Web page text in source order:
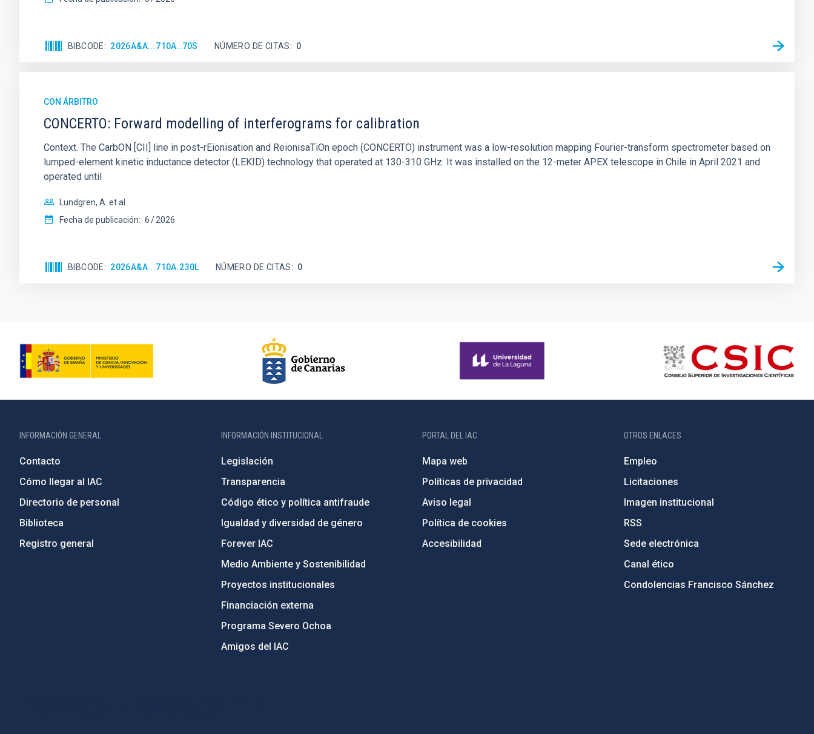
BIBCODE 2026A&A...710A..70S NÚMERO DE CITAS 0
CON ÁRBITRO
CONCERTO: Forward modelling of interferograms for calibration
Context. The CarbON [CII] line in post-rEionisation and ReionisaTiOn epoch (CONCERTO) instrument was a low-resolution mapping Fourier-transform spectrometer based on
lumped-element kinetic inductance detector (LEKID) technology that operated at 130-310 GHz. It was installed on the 12-meter APEX telescope in Chile in April 2021 and
operated until
Lundgren, A. et al.
Fecha de publicación: 6 2026
BIBCODE 2026A&A...710A.230L NÚMERO DE CITAS 0
INFORMACIÓN GENERAL
Contacto
Cómo llegar al IAC
Directorio de personal
Biblioteca
Registro general
INFORMACIÓN INSTITUCIONAL
Legislación
Transparencia
Código ético y política antifraude
Igualdad y diversidad de género
Forever IAC
Medio Ambiente y Sostenibilidad
Proyectos institucionales
Financiación externa
Programa Severo Ochoa
Amigos del IAC
PORTAL DEL IAC
Mapa web
Políticas de privacidad
Aviso legal
Política de cookies
Accesibilidad
OTROS ENLACES
Empleo
Licitaciones
Imagen institucional
RSS
Sede electrónica
Canal ético
Condolencias Francisco Sánchez